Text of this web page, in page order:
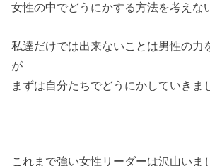
女性の中でどうにかする方法を考えな
私達だけでは出来ないことは男性の力
が
まずは自分たちでどうにかしていきま
これまで強い女性リーダーは沢山いま